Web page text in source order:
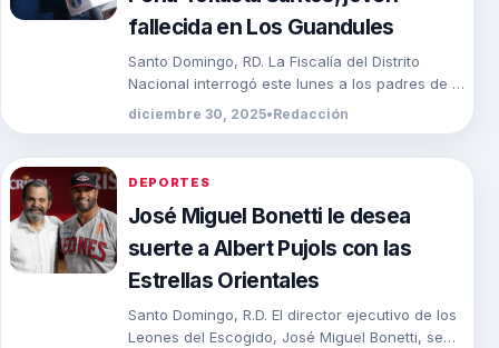
fallecida en Los Guandules
Santo Domingo, RD. La Fiscalía del Distrito
Nacional interrogó este lunes a los padres de la
joven Perla Yokasta Santos Pacheco, quienes
diciembre 30, 2025•Redacción
DEPORTES
José Miguel Bonetti le desea
suerte a Albert Pujols con las
Estrellas Orientales
Santo Domingo, R.D. El director ejecutivo de los
Leones del Escogido, José Miguel Bonetti, se